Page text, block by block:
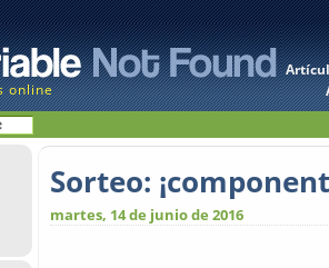
online
Sorteo:
martes, 14 de junio de 2016